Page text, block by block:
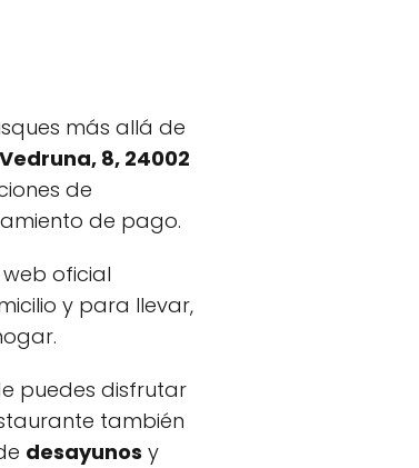
más allá de
8, 24002
de
de pago.
oficial
y para llevar,
puedes disfrutar
también
desayunos y